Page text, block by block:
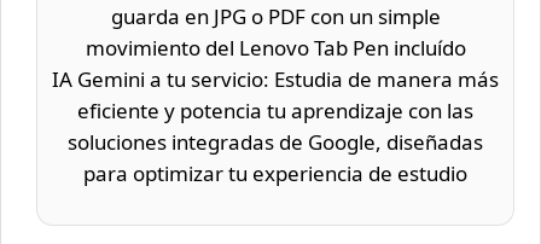
guarda en JPG o PDF con un simple
movimiento del Lenovo Tab Pen incluído
IA Gemini a tu servicio: Estudia de manera más
eficiente y potencia tu aprendizaje con las
soluciones integradas de Google, diseñadas
para optimizar tu experiencia de estudio